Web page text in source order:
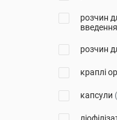
Бельгія
Ромфарм
розчин
введення
розчин
краплі
капсули